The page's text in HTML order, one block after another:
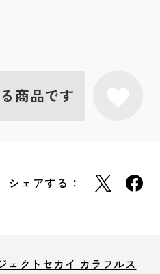
商品です
シェアする：
ェクトセカイ カラフルス